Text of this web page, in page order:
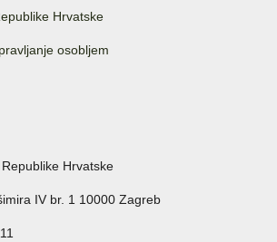
Hrvatske
osobljem
Hrvatske
IV br. 1 10000 Zagreb